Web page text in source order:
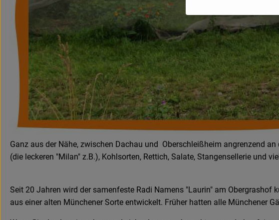
Ganz aus der Nähe, zwischen Dachau und Oberschleißheim angrenzend
(die leckeren "Milan" z.B.), Kohlsorten, Rettich, Salate, Stangensellerie und
Seit 20 Jahren wird der samenfeste Radi Namens "Laurin" am Obergrashof
aus einer alten Münchener Sorte entwickelt. Früher hatten alle Münchener